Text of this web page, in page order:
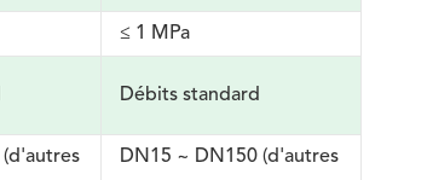
≤ 1 MPa
Débits standard
DN15 ~ DN150 (d'autres